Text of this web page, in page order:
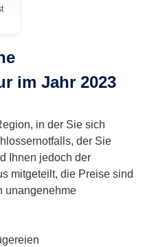
im Jahr 2023
in der Sie sich
der Sie
Ihnen jedoch der
mitgeteilt, die Preise sind
unangenehme